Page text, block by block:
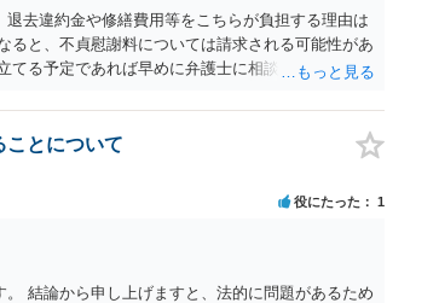
去違約金や修繕費用等をこちらが負担する理由は
ると、不貞慰謝料については請求される可能性があ
てる予定であれば早めに弁護士に相談し、弁護士か
ことについて
役にたった 1
結論から申し上げますと、法的に問題があるため